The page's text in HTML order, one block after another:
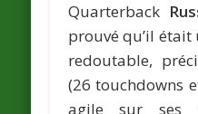
Quarterback
prouvé qu’il
redoutable,
(26 touchdowns
agile sur ses